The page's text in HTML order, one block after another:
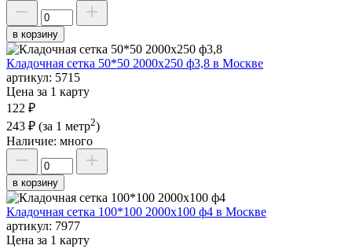
в корзину
Кладочная сетка 50*50 2000х250 ф3,8 в Москве
артикул: 5715
Цена за 1 карту
122 ₽
243 ₽ (за 1 метр2)
Наличие: много
в корзину
Кладочная сетка 100*100 2000х100 ф4 в Москве
артикул: 7977
Цена за 1 карту